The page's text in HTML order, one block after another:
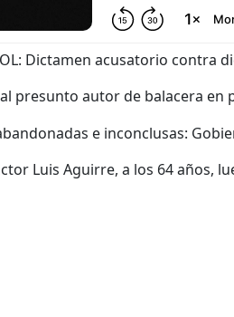
Dictamen acusatorio contra
presunto autor de balacera en
e inconclusas:
Luis Aguirre, a los 64 años,